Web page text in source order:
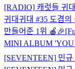
[RADIO] 캐럿들 귀
귀대귀대 #35 도겸의
만들어준 1위 🍎🎉
MINI ALBUM
[SEVENTEEN] 민규